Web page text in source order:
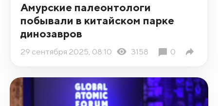
Амурские палеонтологи
побывали в китайском парке
динозавров
29 сентября 2025, 08:10 3158 0